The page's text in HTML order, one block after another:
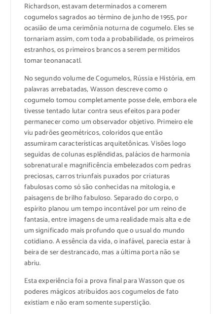
Richardson, estavam determinados a comerem
cogumelos sagrados ao término de junho de 1955, por
ocasião de uma cerimônia noturna de cogumelo. Eles se
tornariam assim, com toda a probabilidade, os primeiros
estranhos, os primeiros brancos a serem permitidos
tomar teonanacatl.
No segundo volume de Cogumelos, Rússia e História, em
palavras arrebatadas, Wasson descreve como o
cogumelo tomou completamente posse dele, embora ele
tivesse tentado lutar contra seus efeitos para poder
permanecer como um observador objetivo. Primeiro ele
viu padrões geométricos, coloridos que então
assumiram características arquitetônicas. Visões logo
seguidas de colunas esplêndidas, palácios de harmonia
sobrenatural e magnificência embelezados com pedras
preciosas, carros triunfais puxados por criaturas
fabulosas como só são conhecidas na mitologia, e
paisagens de brilho fabuloso. Separado do corpo, o
espírito planou um tempo incontável por um reino de
fantasia, entre imagens de uma realidade mais alta e de
um significado mais profundo que o usual do mundo
cotidiano. A essência da vida, o inafável, parecia estar à
beira de ser destrancado, mas a última porta não se
abriu.
Esta experiência foi a prova final para Wasson que os
poderes mágicos atribuídos aos cogumelos de fato
existiam e não eram somente superstição.